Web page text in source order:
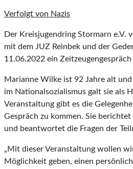
Verfolgt von Nazis
Der Kreisjugendring Stormarn e.V.
mit dem JUZ Reinbek und der
11.06.2022 ein
Marianne Wilke ist 92 Jahre alt
im Nationalsozialismus galt sie als
Veranstaltung gibt es die
Gespräch zu kommen. Sie
und beantwortet die Fragen der
„Mit dieser Veranstaltung wollen
Möglichkeit geben, einen